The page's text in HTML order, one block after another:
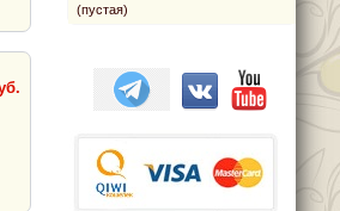
(пустая)